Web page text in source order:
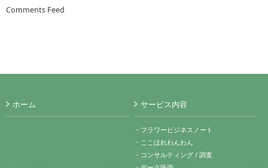
Comments Feed
ホーム サービス内容
・フラワービジネスノート
・ここほれわんわん
・コンサルティング / 調査